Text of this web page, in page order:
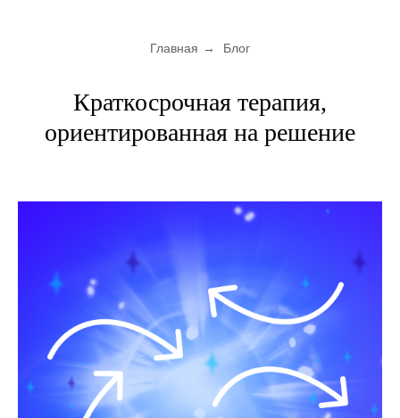
Главная → Блог
Краткосрочная терапия,
ориентированная на решение